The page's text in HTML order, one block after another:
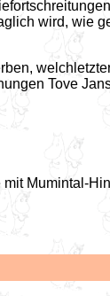
wird, wie
Tove
Mumintal-